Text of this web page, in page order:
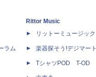
ラム
Rittor Music
リットーミュージック
楽器探そう!デジマート
TシャツPOD T-OD